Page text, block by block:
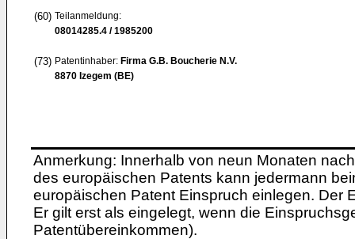
(60) Teilanmeldung:
08014285.4 / 1985200
(73) Patentinhaber: Firma G.B. Boucherie N.V.
8870 Izegem (BE)
Anmerkung: Innerhalb von neun Monaten
des europäischen Patents kann jedermann
europäischen Patent Einspruch einlegen. Der
Er gilt erst als eingelegt, wenn die
Patentübereinkommen).